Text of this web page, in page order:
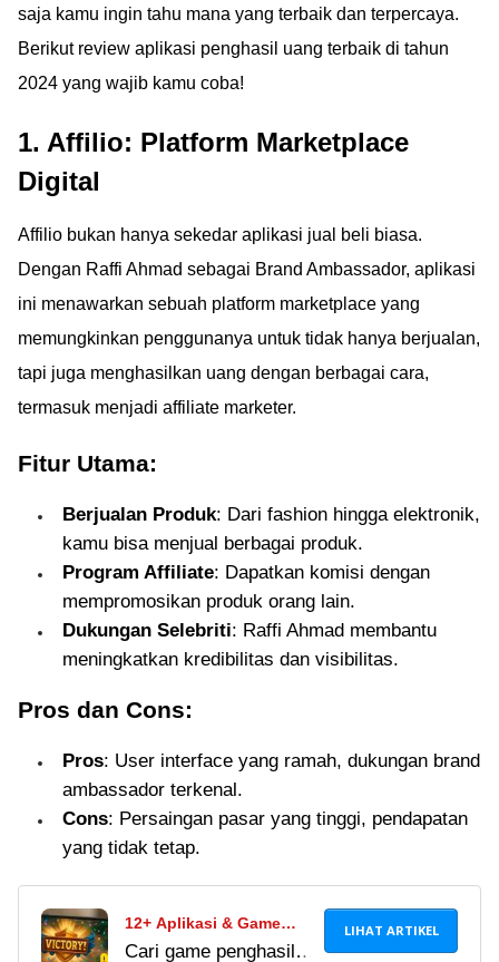
saja kamu ingin tahu mana yang terbaik dan terpercaya.
Berikut review aplikasi penghasil uang terbaik di tahun
2024 yang wajib kamu coba!
1. Affilio: Platform Marketplace
Digital
Affilio bukan hanya sekedar aplikasi jual beli biasa.
Dengan Raffi Ahmad sebagai Brand Ambassador, aplikasi
ini menawarkan sebuah platform marketplace yang
memungkinkan penggunanya untuk tidak hanya berjualan,
tapi juga menghasilkan uang dengan berbagai cara,
termasuk menjadi affiliate marketer.
Fitur Utama:
Berjualan Produk: Dari fashion hingga elektronik,
kamu bisa menjual berbagai produk.
Program Affiliate: Dapatkan komisi dengan
mempromosikan produk orang lain.
Dukungan Selebriti: Raffi Ahmad membantu
meningkatkan kredibilitas dan visibilitas.
Pros dan Cons:
Pros: User interface yang ramah, dukungan brand
ambassador terkenal.
Cons: Persaingan pasar yang tinggi, pendapatan
yang tidak tetap.
12+ Aplikasi & Game
Penghasil Pulsa Gratis
Cari game penghasil
LIHAT ARTIKEL